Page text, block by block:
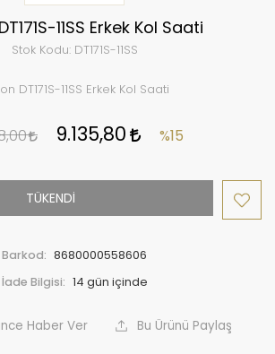
11SS Erkek Kol Saati
Stok Kodu:DT171S-11SS
DT171S-11SS Erkek Kol Saati
9.135,80 %15
TÜKENDİ
Barkod: 8680000558606
İade Bilgisi:
Haber Ver Bu Ürünü Paylaş